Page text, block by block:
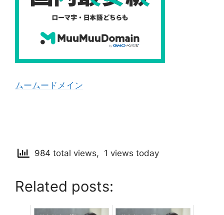
ムームードメイン
984 total views, 1 views today
Related posts: